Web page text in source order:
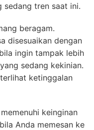
sedang tren saat ini.
beragam.
disesuaikan dengan
ingin tampak lebih
sedang kekinian.
ketinggalan
keinginan
Anda memesan ke